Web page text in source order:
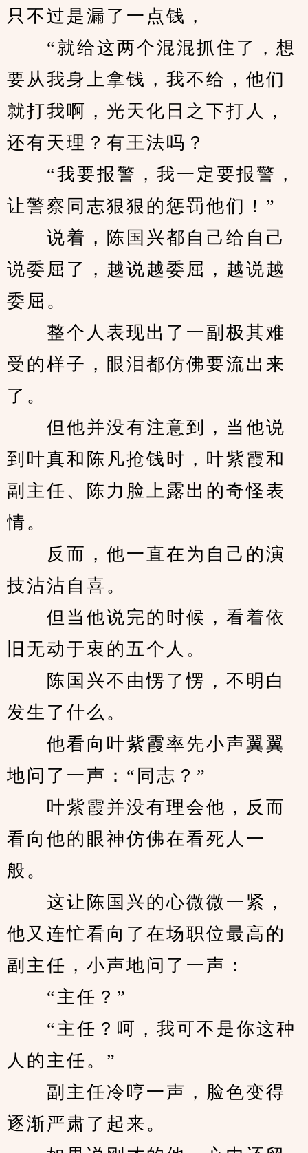
只不过是漏了一点钱，
“就给这两个混混抓住了，想
要从我身上拿钱，我不给，他们
就打我啊，光天化日之下打人，
还有天理？有王法吗？
“我要报警，我一定要报警，
让警察同志狠狠的惩罚他们！”
说着，陈国兴都自己给自己
说委屈了，越说越委屈，越说越
委屈。
整个人表现出了一副极其难
受的样子，眼泪都仿佛要流出来
了。
但他并没有注意到，当他说
到叶真和陈凡抢钱时，叶紫霞和
副主任、陈力脸上露出的奇怪表
情。
反而，他一直在为自己的演
技沾沾自喜。
但当他说完的时候，看着依
旧无动于衷的五个人。
陈国兴不由愣了愣，不明白
发生了什么。
他看向叶紫霞率先小声翼翼
地问了一声：“同志？”
叶紫霞并没有理会他，反而
看向他的眼神仿佛在看死人一
般。
这让陈国兴的心微微一紧，
他又连忙看向了在场职位最高的
副主任，小声地问了一声：
“主任？”
“主任？呵，我可不是你这种
人的主任。”
副主任冷哼一声，脸色变得
逐渐严肃了起来。